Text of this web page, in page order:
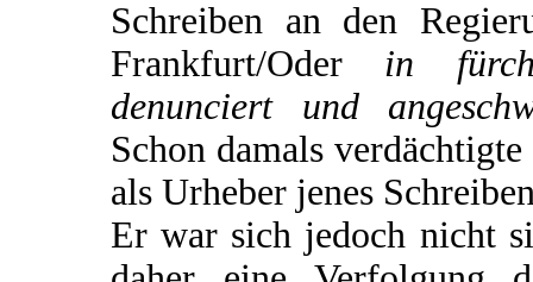
Schreiben an den
Frankfurt/Oder in
denunciert und
Schon damals
als Urheber jenes
Er war sich jedoch nicht